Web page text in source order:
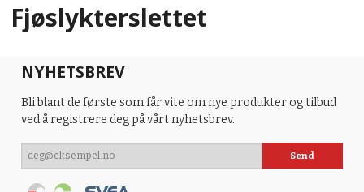
Fjøslykterslettet
NYHETSBREV
Bli blant de første som får vite om nye produkter og tilbud
ved å registrere deg på vårt nyhetsbrev.